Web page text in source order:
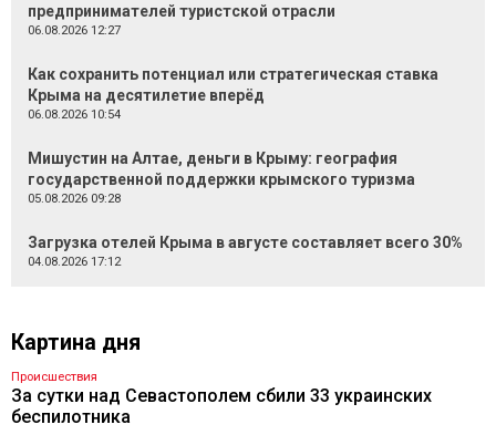
предпринимателей туристской отрасли
06.08.2026 12:27
Как сохранить потенциал или стратегическая ставка
Крыма на десятилетие вперёд
06.08.2026 10:54
Мишустин на Алтае, деньги в Крыму: география
государственной поддержки крымского туризма
05.08.2026 09:28
Загрузка отелей Крыма в августе составляет всего 30%
04.08.2026 17:12
Картина дня
Происшествия
За сутки над Севастополем сбили 33 украинских
беспилотника